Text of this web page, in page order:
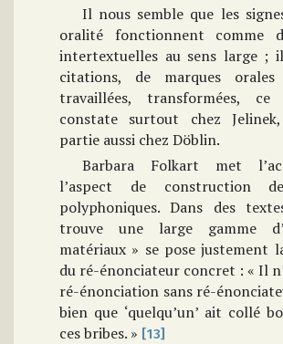
Il nous semble que les
oralité fonctionnent comme
intertextuelles au sens large ;
citations, de marques orales
travaillées, transformées, ce
constate surtout chez
partie aussi chez Döblin.
Barbara Folkart met
l’aspect de construction
polyphoniques. Dans des
trouve une large gamme
matériaux » se pose justement
du ré-énonciateur concret : « Il
ré-énonciation sans ré-
bien que ‘quelqu’un’ ait collé
ces bribes. » [13]